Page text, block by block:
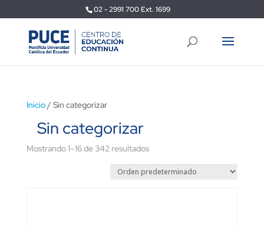
02 - 2991 700 Ext. 1699
Inicio/ Sin categorizar
Sin categorizar
Mostrando 1–16 de 342 resultados